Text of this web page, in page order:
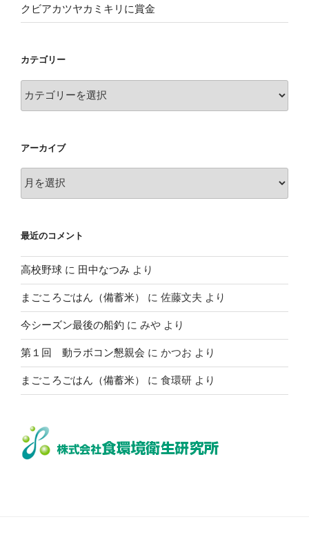
クビアカツヤカミキリに賞金
カテゴリー
テ
ー
アーカイブ
ー
ブ
最近のコメント
高校野球 に 田中なつみ より
まごころごはん（備蓄米） に 佐藤文夫 より
今シーズン最後の船釣 に みや より
第１回 動ラボコン懇親会 に かつお より
まごころごはん（備蓄米） に 食環研 より